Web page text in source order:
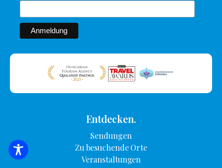
SUCHE NACH UNTERKUNFT
Entdecken.
Sendungen
Zu besuchende Orte
Veranstaltungen